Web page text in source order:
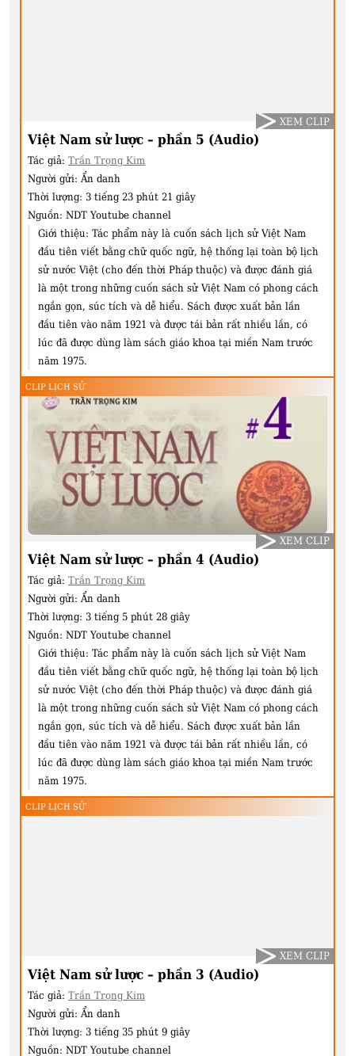
Việt Nam sử lược – phần 5 (Audio)
Tác giả: Trần Trọng Kim
Người gửi: Ẩn danh
Thời lượng: 3 tiếng 23 phút 21 giây
Nguồn: NDT Youtube channel
Giới thiệu: Tác phẩm này là cuốn sách lịch sử Việt Nam
đầu tiên viết bằng chữ quốc ngữ, hệ thống lại toàn bộ lịch
sử nước Việt (cho đến thời Pháp thuộc) và được đánh giá
là một trong những cuốn sách sử Việt Nam có phong cách
ngắn gọn, súc tích và dễ hiểu. Sách được xuất bản lần
đầu tiên vào năm 1921 và được tái bản rất nhiều lần, có
lúc đã được dùng làm sách giáo khoa tại miền Nam trước
năm 1975.
XEM CLIP
CLIP LỊCH SỬ
Việt Nam sử lược – phần 4 (Audio)
Tác giả: Trần Trọng Kim
Người gửi: Ẩn danh
Thời lượng: 3 tiếng 5 phút 28 giây
Nguồn: NDT Youtube channel
Giới thiệu: Tác phẩm này là cuốn sách lịch sử Việt Nam
đầu tiên viết bằng chữ quốc ngữ, hệ thống lại toàn bộ lịch
sử nước Việt (cho đến thời Pháp thuộc) và được đánh giá
là một trong những cuốn sách sử Việt Nam có phong cách
ngắn gọn, súc tích và dễ hiểu. Sách được xuất bản lần
đầu tiên vào năm 1921 và được tái bản rất nhiều lần, có
lúc đã được dùng làm sách giáo khoa tại miền Nam trước
năm 1975.
XEM CLIP
CLIP LỊCH SỬ
Việt Nam sử lược – phần 3 (Audio)
Tác giả: Trần Trọng Kim
Người gửi: Ẩn danh
Thời lượng: 3 tiếng 35 phút 9 giây
Nguồn: NDT Youtube channel
XEM CLIP